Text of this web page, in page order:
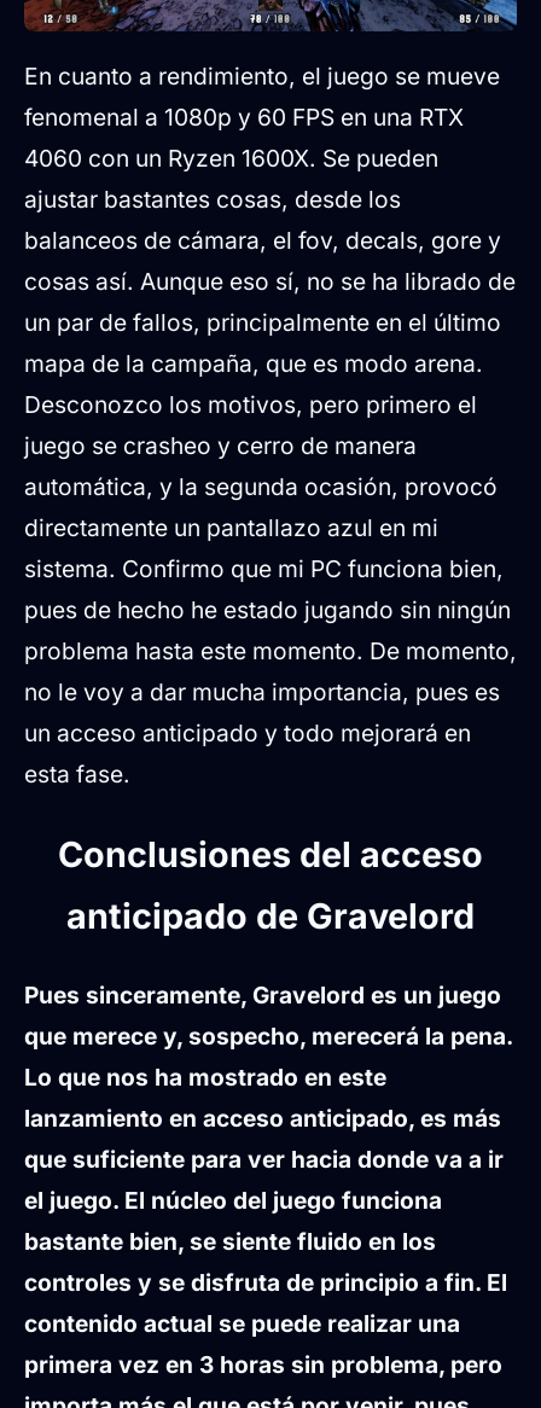
En cuanto a rendimiento, el juego se mueve
fenomenal a 1080p y 60 FPS en una RTX
4060 con un Ryzen 1600X. Se pueden
ajustar bastantes cosas, desde los
balanceos de cámara, el fov, decals, gore y
cosas así. Aunque eso sí, no se ha librado de
un par de fallos, principalmente en el último
mapa de la campaña, que es modo arena.
Desconozco los motivos, pero primero el
juego se crasheo y cerro de manera
automática, y la segunda ocasión, provocó
directamente un pantallazo azul en mi
sistema. Confirmo que mi PC funciona bien,
pues de hecho he estado jugando sin ningún
problema hasta este momento. De momento,
no le voy a dar mucha importancia, pues es
un acceso anticipado y todo mejorará en
esta fase.
Conclusiones del acceso
anticipado de Gravelord
Pues sinceramente, Gravelord es un juego
que merece y, sospecho, merecerá la pena.
Lo que nos ha mostrado en este
lanzamiento en acceso anticipado, es más
que suficiente para ver hacia donde va a ir
el juego. El núcleo del juego funciona
bastante bien, se siente fluido en los
controles y se disfruta de principio a fin. El
contenido actual se puede realizar una
primera vez en 3 horas sin problema, pero